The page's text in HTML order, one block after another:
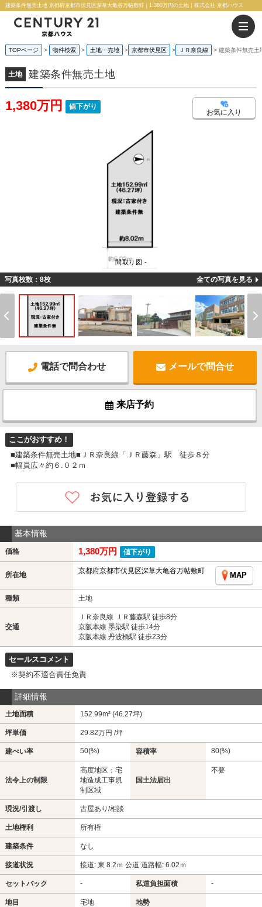
建築条件無売土地 京都府京都市伏見区深草大亀谷万帖敷町｜1,380万円の土地｜株式会社 京都ハウス
TOPページ 物件検索 土地・売地 京都市伏見区 ＪＲ奈良線 建築条件無売土
土地 建築条件無売土地
1,380万円 値下がり
お気に入り
間取り図 -
写真枚数：8枚 全ての写真を見る
電話で問合わせ メールで問合せ
来店予約
ここがおすすめ！
■建築条件無売土地■ＪＲ奈良線「ＪＲ藤森」駅 徒歩８分
■幅員広々約６.０２ｍ
基本情報
価格 1,380万円 値下がり
所在地 京都府京都市伏見区深草大亀谷万帖敷町
MAP
種類 土地
交通
ＪＲ奈良線 ＪＲ藤森駅 徒歩8分
京阪本線 墨染駅 徒歩14分
京阪本線 丹波橋駅 徒歩23分
セールスコメント
※契約不適合責任免責
詳細情報
土地面積 152.99m² (46.27坪)
坪単価 29.82万円 /坪
建ぺい率 50(%) 容積率 80(%)
法令上の制限
高度地区；宅
地造成工事規
制区域
国土法届出
不要
現況/引渡し 古屋あり/相談
土地権利 所有権
建築条件 なし
接道状況 接道: 東 8.2ｍ 公道 道路幅: 6.02ｍ
セットバック - 私道負担面積 -
地目 宅地 地勢